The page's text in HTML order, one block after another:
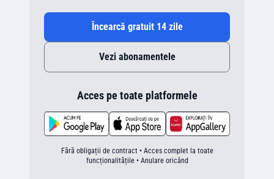
Încearcă gratuit 14 zile
Vezi abonamentele
Acces pe toate platformele
Fără obligații de contract • Acces complet la toate
funcționalitățile • Anulare oricând